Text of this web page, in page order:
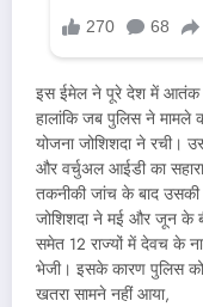
इस ईमेल ने पूरे देश में आतंक
हालांकि जब पुलिस ने मामले
योजना जोशिशदा ने रची।
और वर्चुअल आईडी का
तकनीकी जांच के बाद उसकी
जोशिशदा ने मई और जून के
समेत 12 राज्यों में देवच के
भेजी। इसके कारण पुलिस को
खतरा सामने नहीं आया,